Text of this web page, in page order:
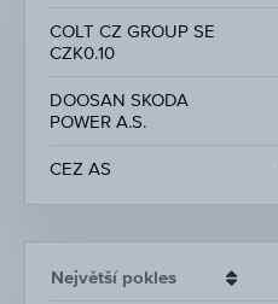
COLT CZ GROUP SE
CZK0.10
DOOSAN SKODA
POWER A.S.
CEZ AS
Největší pokles